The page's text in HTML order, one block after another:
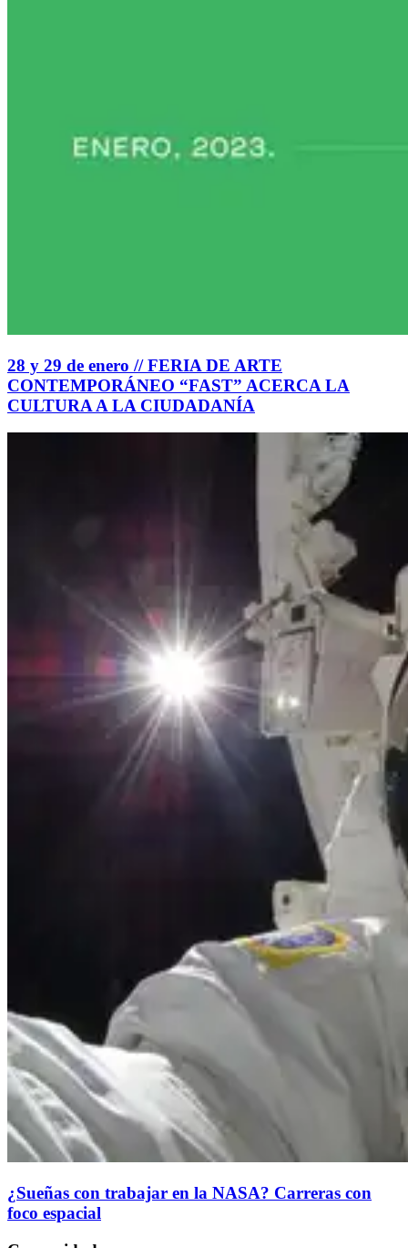
28 y 29 de enero // FERIA DE ARTE
CONTEMPORÁNEO “FAST” ACERCA LA
CULTURA A LA CIUDADANÍA
¿Sueñas con trabajar en la NASA? Carreras con
foco espacial